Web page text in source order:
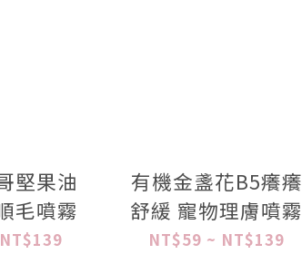
堅果油
毛噴霧
有機金盞花B5癢癢
舒緩 寵物理膚噴霧
NT$59 ~ NT$139